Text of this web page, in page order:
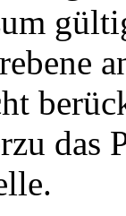
das